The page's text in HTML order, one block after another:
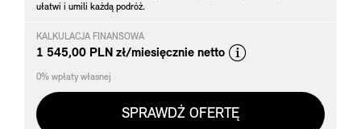
ułatwi i umili każdą podróż.
KALKULACJA FINANSOWA
1 545,00 PLN zł/miesięcznie netto
0% wpłaty własnej
SPRAWDŹ OFERTĘ